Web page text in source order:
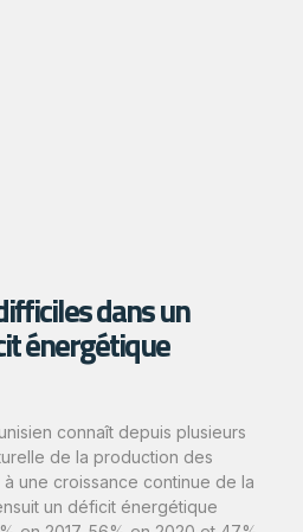
dans un
énergétique
connaît depuis plusieurs
de la production des
une croissance continue de la
un déficit énergétique